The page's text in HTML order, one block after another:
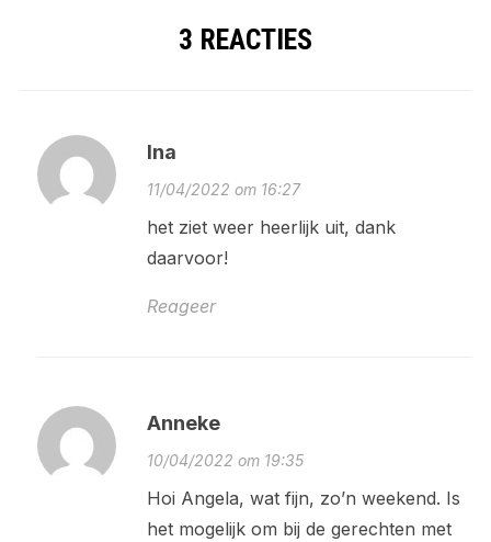
3 REACTIES
Ina
11/04/2022 om 16:27
het ziet weer heerlijk uit, dank
daarvoor!
Reageer
Anneke
10/04/2022 om 19:35
Hoi Angela, wat fijn, zo’n weekend. Is
het mogelijk om bij de gerechten met